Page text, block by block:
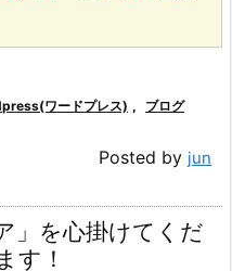
ワードプレス) , ブログ
Posted by jun
」を心掛けてくだ
す！